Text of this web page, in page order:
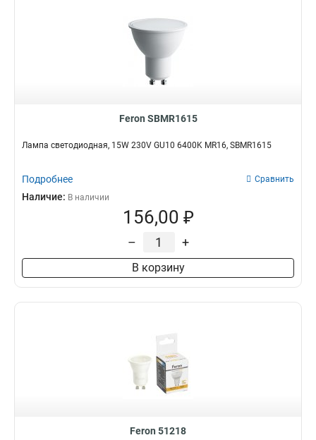
Feron SBMR1615
Лампа светодиодная, 15W 230V GU10 6400K MR16, SBMR1615
Подробнее Сравнить
Наличие: В наличии
156,00 ₽
– +
В корзину
Feron 51218